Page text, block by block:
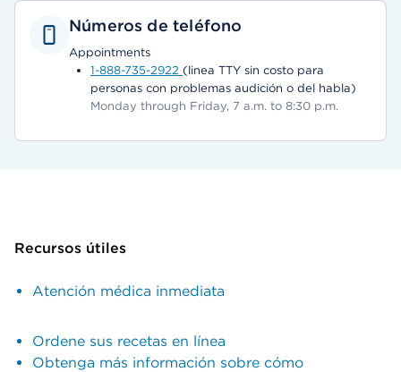
Números de teléfono
Appointments
1-888-735-2922 (linea TTY sin costo para
personas con problemas audición o del habla)
Monday through Friday, 7 a.m. to 8:30 p.m.
Recursos útiles
Atención médica inmediata
Ordene sus recetas en línea
Obtenga más información sobre cómo